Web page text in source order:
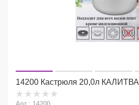
14200 Кастрюля 20,0л КАЛИТВА